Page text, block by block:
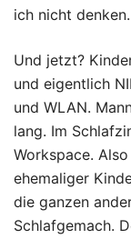
ich nicht denken.
Und jetzt?
und eigentlich
und WLAN.
lang. Im
Workspace.
ehemaliger
die ganzen
Schlafgemach.